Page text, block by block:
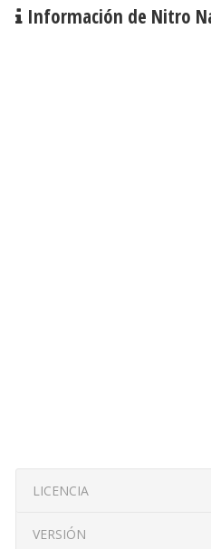
Información de Nitro
LICENCIA
VERSIÓN